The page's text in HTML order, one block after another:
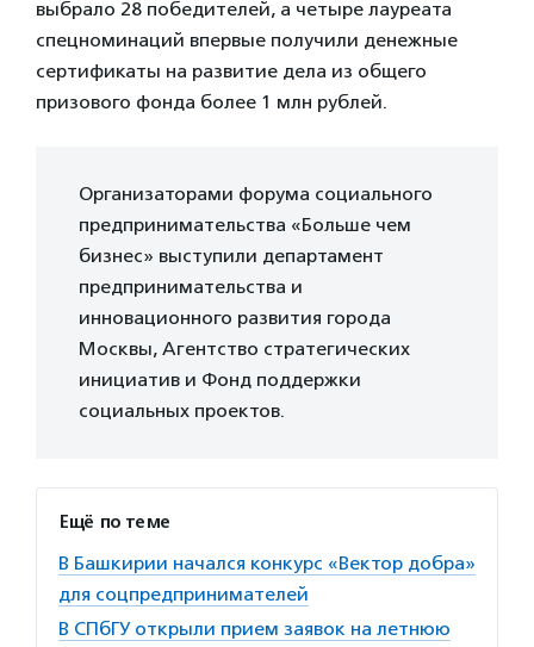
выбрало 28 победителей, а четыре лауреата
спецноминаций впервые получили денежные
сертификаты на развитие дела из общего
призового фонда более 1 млн рублей.
Организаторами форума социального
предпринимательства «Больше чем
бизнес» выступили департамент
предпринимательства и
инновационного развития города
Москвы, Агентство стратегических
инициатив и Фонд поддержки
социальных проектов.
Ещё по теме
В Башкирии начался конкурс «Вектор добра»
для соцпредпринимателей
В СПбГУ открыли прием заявок на летнюю